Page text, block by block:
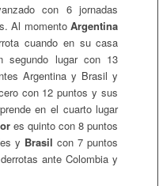
con 6 jornadas
Al momentoArgentina
cuando en su casa
lugar con 13
Argentina y Brasil y
con 12 puntos y sus
en el cuarto lugar
es quinto con 8 puntos
y Brasil con 7 puntos
ante Colombia y